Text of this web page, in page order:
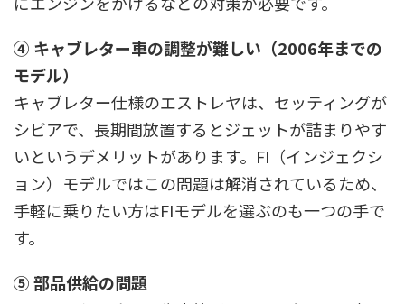
④ キャブレター車の調整が難しい（2006年までの
モデル）
キャブレター仕様のエストレヤは、セッティングが
シビアで、長期間放置するとジェットが詰まりやす
いというデメリットがあります。FI（インジェクシ
ョン）モデルではこの問題は解消されているため、
手軽に乗りたい方はFIモデルを選ぶのも一つの手で
す。
⑤ 部品供給の問題